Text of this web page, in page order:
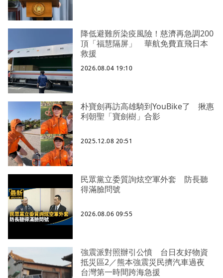
降低避難所染疫風險！慈濟再急調200
頂「福慧隔屏」 華航免費直飛日本
救援
2026.08.04 19:10
朴寶劍再訪高雄騎到YouBike了 揪惠
利朝聖「寶劍樹」合影
2025.12.08 20:51
民眾黨立委質詢炫空軍外套 防長聽
得滿臉問號
2026.08.06 09:55
強震派對照辦引公憤 台日友好物資
抵災區2／熊本強震災民擠汽車過夜
台灣第一時間跨海急援